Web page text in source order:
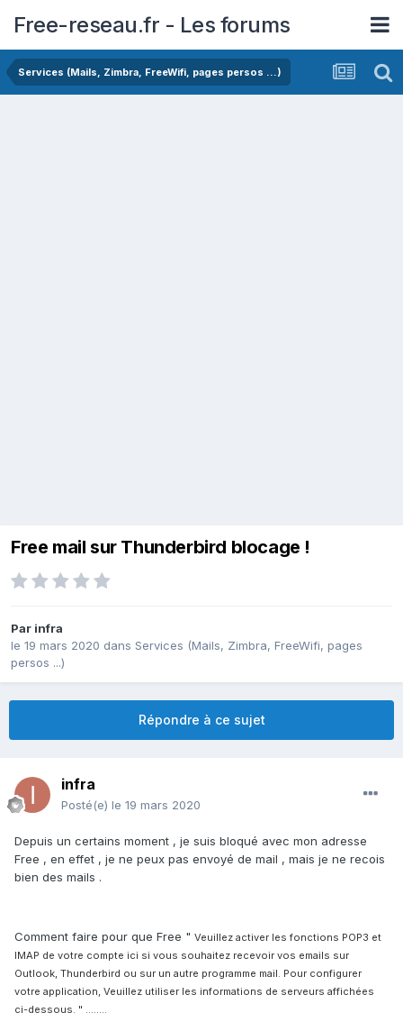
Free-reseau.fr - Les forums
Services (Mails, Zimbra, FreeWifi, pages persos ...)
Free mail sur Thunderbird blocage !
Par infra
le 19 mars 2020 dans Services (Mails, Zimbra, FreeWifi, pages
persos ...)
Répondre à ce sujet
infra
Posté(e) le 19 mars 2020
Depuis un certains moment , je suis bloqué avec mon adresse
Free , en effet , je ne peux pas envoyé de mail , mais je ne recois
bien des mails .
Comment faire pour que Free " Veuillez activer les fonctions POP3 et
IMAP de votre compte ici si vous souhaitez recevoir vos emails sur
Outlook, Thunderbird ou sur un autre programme mail. Pour configurer
votre application, Veuillez utiliser les informations de serveurs affichées
ci-dessous. " ........